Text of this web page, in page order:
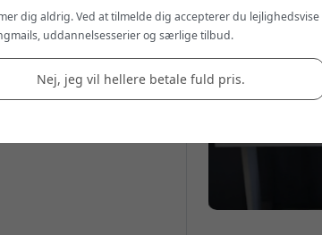
med kryptering
dig aldrig. Ved at tilmelde dig accepterer du lejlighedsvise
uddannelsesserier og særlige tilbud.
Nej, jeg vil hellere betale fuld pris.